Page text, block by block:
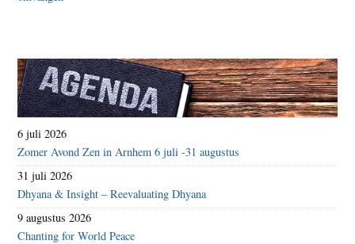
6 juli 2026
Zomer Avond Zen in Arnhem 6 juli -31 augustus
31 juli 2026
Dhyana & Insight – Reevaluating Dhyana
9 augustus 2026
Chanting for World Peace